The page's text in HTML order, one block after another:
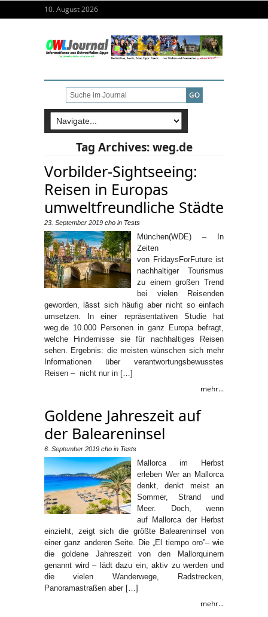
10. August 2026
Tag Archives:weg.de
Vorbilder-Sightseeing:
Reisen in Europas
umweltfreundliche Städte
23. September 2019 cho in Tests
München(WDE) – In
Zeiten
von FridaysForFuture ist
nachhaltiger Tourismus
zu einem großen Trend
bei vielen Reisenden
geworden, lässt sich häufig aber nicht so einfach
umsetzen. In einer repräsentativen Studie hat
weg.de 10.000 Personen in ganz Europa befragt,
welche Hindernisse sie für nachhaltiges Reisen
sehen. Ergebnis: die meisten wünschen sich mehr
Informationen über verantwortungsbewusstes
Reisen – nicht nur in […]
mehr...
Goldene Jahreszeit auf
der Baleareninsel
6. September 2019 cho in Tests
Mallorca im Herbst
erleben Wer an Mallorca
denkt, denkt meist an
Sommer, Strand und
Meer. Doch, wenn
auf Mallorca der Herbst
einzieht, zeigt sich die größte Baleareninsel von
einer ganz anderen Seite. Die „El tiempo oro”‒ wie
die goldene Jahreszeit von den Mallorquinern
genannt wird ‒ lädt dazu ein, aktiv zu werden und
die vielen Wanderwege, Radstrecken,
Panoramastraßen aber […]
mehr...